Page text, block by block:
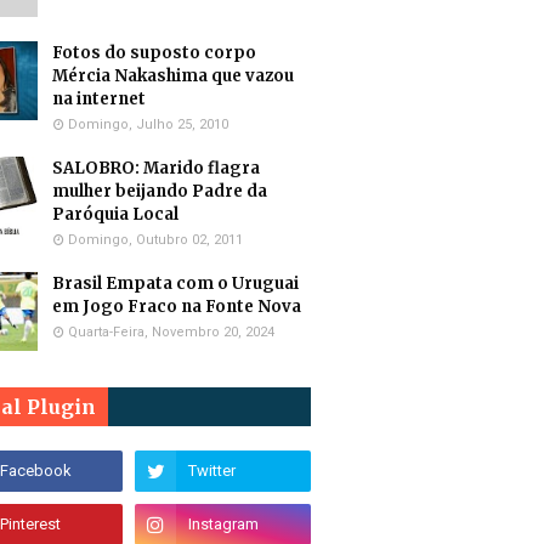
Fotos do suposto corpo
Mércia Nakashima que vazou
na internet
Domingo, Julho 25, 2010
SALOBRO: Marido flagra
mulher beijando Padre da
Paróquia Local
Domingo, Outubro 02, 2011
Brasil Empata com o Uruguai
em Jogo Fraco na Fonte Nova
Quarta-Feira, Novembro 20, 2024
Plugin